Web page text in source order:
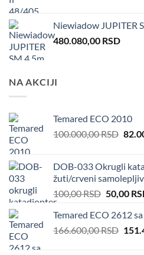
Niewiadow JUPITER
480.080,00 RSD
NA AKCIJI
Temared ECO 2010
100.000,00RSD
DOB-033 Okrugli
žuti/crveni
100,00RSD Original
was:
100,00
50,00
Temared ECO 2612
166.600,00RSD